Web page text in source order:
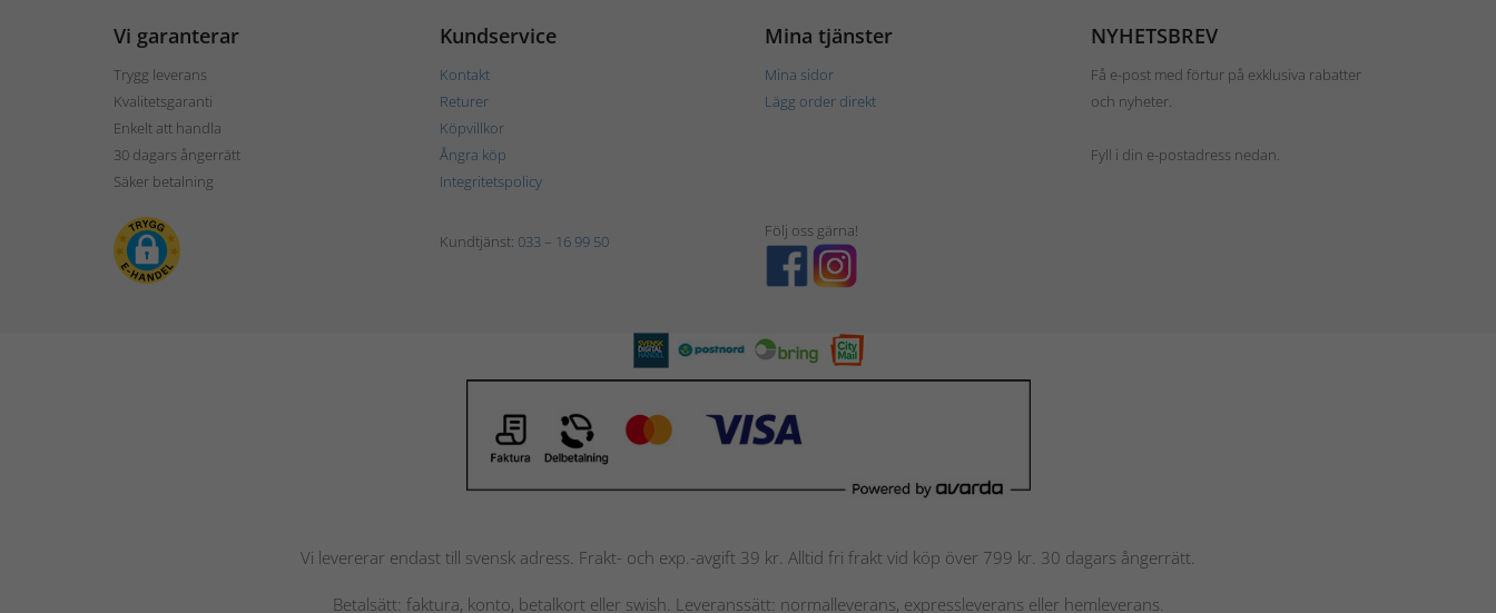
Vi garanterar
Trygg leverans
Kvalitetsgaranti
Enkelt att handla
30 dagars ångerrätt
Säker betalning
Kundservice
Kontakt
Returer
Köpvillkor
Ångra köp
Integritetspolicy
Mina tjänster
Mina sidor
Lägg order direkt
NYHETSBREV
Få e-post med förtur på exklusiva rabatter
och nyheter.
Fyll i din e-postadress nedan.
Kundtjänst: 033 – 16 99 50
Följ oss gärna!
Vi levererar endast till svensk adress. Frakt- och exp.-avgift 39 kr. Alltid fri frakt vid köp över 799 kr. 30 dagars ångerrätt.
Betalsätt: faktura, konto, betalkort eller swish. Leveranssätt: normalleverans, expressleverans eller hemleverans.